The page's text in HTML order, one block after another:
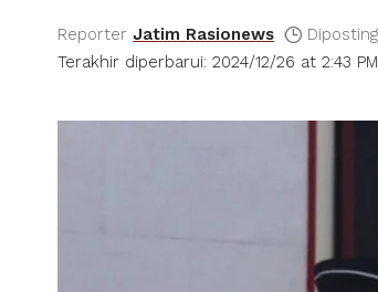
Terakhir diperbarui: 2024/12/26 at 2:43 PM
Reporter Jatim Rasionews